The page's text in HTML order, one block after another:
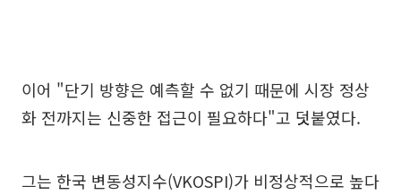
이어 "단기 방향은 예측할 수 없기 때문에 시장 정상
화 전까지는 신중한 접근이 필요하다"고 덧붙였다.
그는 한국 변동성지수(VKOSPI)가 비정상적으로 높다